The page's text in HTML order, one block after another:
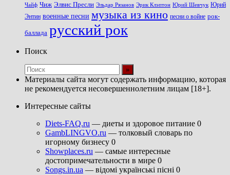
Чайф Чиж Элвис Пресли Эльдар Рязанов Эрик Клэптон Юрий Шевчук Юрий
Энтин военные песни музыка из кино песни о войне рок-
баллада русский рок
Поиск
Материалы сайта могут содержать информацию, которая
не рекомендуется несовершеннолетним лицам [18+].
Интересные сайты
Diets-FAQ.ru — диеты и здоровое питание 0
GambLINGVO.ru — толковый словарь по
игорному бизнесу 0
Showplaces.ru — самые интересные
достопримечательности в мире 0
Songs.in.ua — відомі українські пісні 0